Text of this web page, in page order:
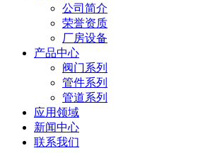
公司简介
荣誉资质
厂房设备
产品中心
阀门系列
管件系列
管道系列
应用领域
新闻中心
联系我们